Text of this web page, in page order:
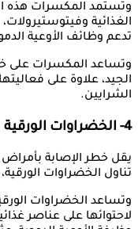
وتستمد المكسرات هذه
الغذائية
تدعم وظائف الأوعية
وتساعد المكسرات على
الجيد، علاوة على
الشرايين.
4- الخضراوات الورقية
يقل خطر الإصابة بأمراض
تناول الخضراوات
وتساعد الخضراوات
لاحتوائها على عناصر